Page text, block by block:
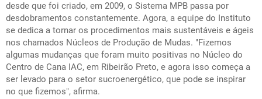
desde que foi criado, em 2009, o Sistema MPB passa por
desdobramentos constantemente. Agora, a equipe do Instituto
se dedica a tornar os procedimentos mais sustentáveis e ágeis
nos chamados Núcleos de Produção de Mudas. "Fizemos
algumas mudanças que foram muito positivas no Núcleo do
Centro de Cana IAC, em Ribeirão Preto, e agora isso começa a
ser levado para o setor sucroenergético, que pode se inspirar
no que fizemos", afirma.